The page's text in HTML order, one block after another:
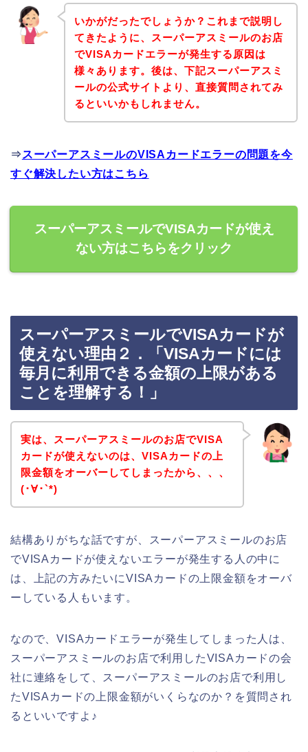
いかがだったでしょうか？これまで説明し
てきたように、スーパーアスミールのお店
でVISAカードエラーが発生する原因は
様々あります。後は、下記スーパーアスミ
ールの公式サイトより、直接質問されてみ
るといいかもしれません。
⇒ スーパーアスミールのVISAカードエラーの問題を今
すぐ解決したい方はこちら
スーパーアスミールでVISAカードが使え
ない方はこちらをクリック
スーパーアスミールでVISAカードが
使えない理由２．「VISAカードには
毎月に利用できる金額の上限がある
ことを理解する！」
実は、スーパーアスミールのお店でVISA
カードが使えないのは、VISAカードの上
限金額をオーバーしてしまったから、、、
(･∀･`*)
結構ありがちな話ですが、スーパーアスミールのお店
でVISAカードが使えないエラーが発生する人の中に
は、上記の方みたいにVISAカードの上限金額をオーバ
ーしている人もいます。
なので、VISAカードエラーが発生してしまった人は、
スーパーアスミールのお店で利用したVISAカードの会
社に連絡をして、スーパーアスミールのお店で利用し
たVISAカードの上限金額がいくらなのか？を質問され
るといいですよ♪